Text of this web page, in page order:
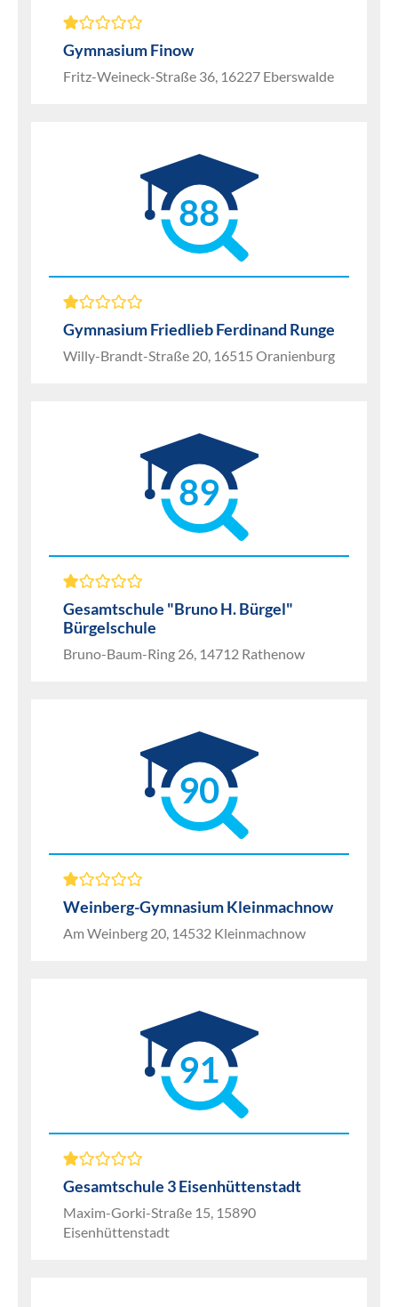
Gymnasium Finow
Fritz-Weineck-Straße 36, 16227 Eberswalde
88
Gymnasium Friedlieb Ferdinand Runge
Willy-Brandt-Straße 20, 16515 Oranienburg
89
Gesamtschule "Bruno H. Bürgel"
Bürgelschule
Bruno-Baum-Ring 26, 14712 Rathenow
90
Weinberg-Gymnasium Kleinmachnow
Am Weinberg 20, 14532 Kleinmachnow
91
Gesamtschule 3 Eisenhüttenstadt
Maxim-Gorki-Straße 15, 15890
Eisenhüttenstadt